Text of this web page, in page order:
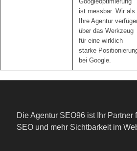
ist messbar. Wir als
Ihre Agentur
über das Werkzeug
für eine wirklich
starke
bei Google.
Die Agentur SEO96 ist Ihr Partner
SEO und mehr Sichtbarkeit im